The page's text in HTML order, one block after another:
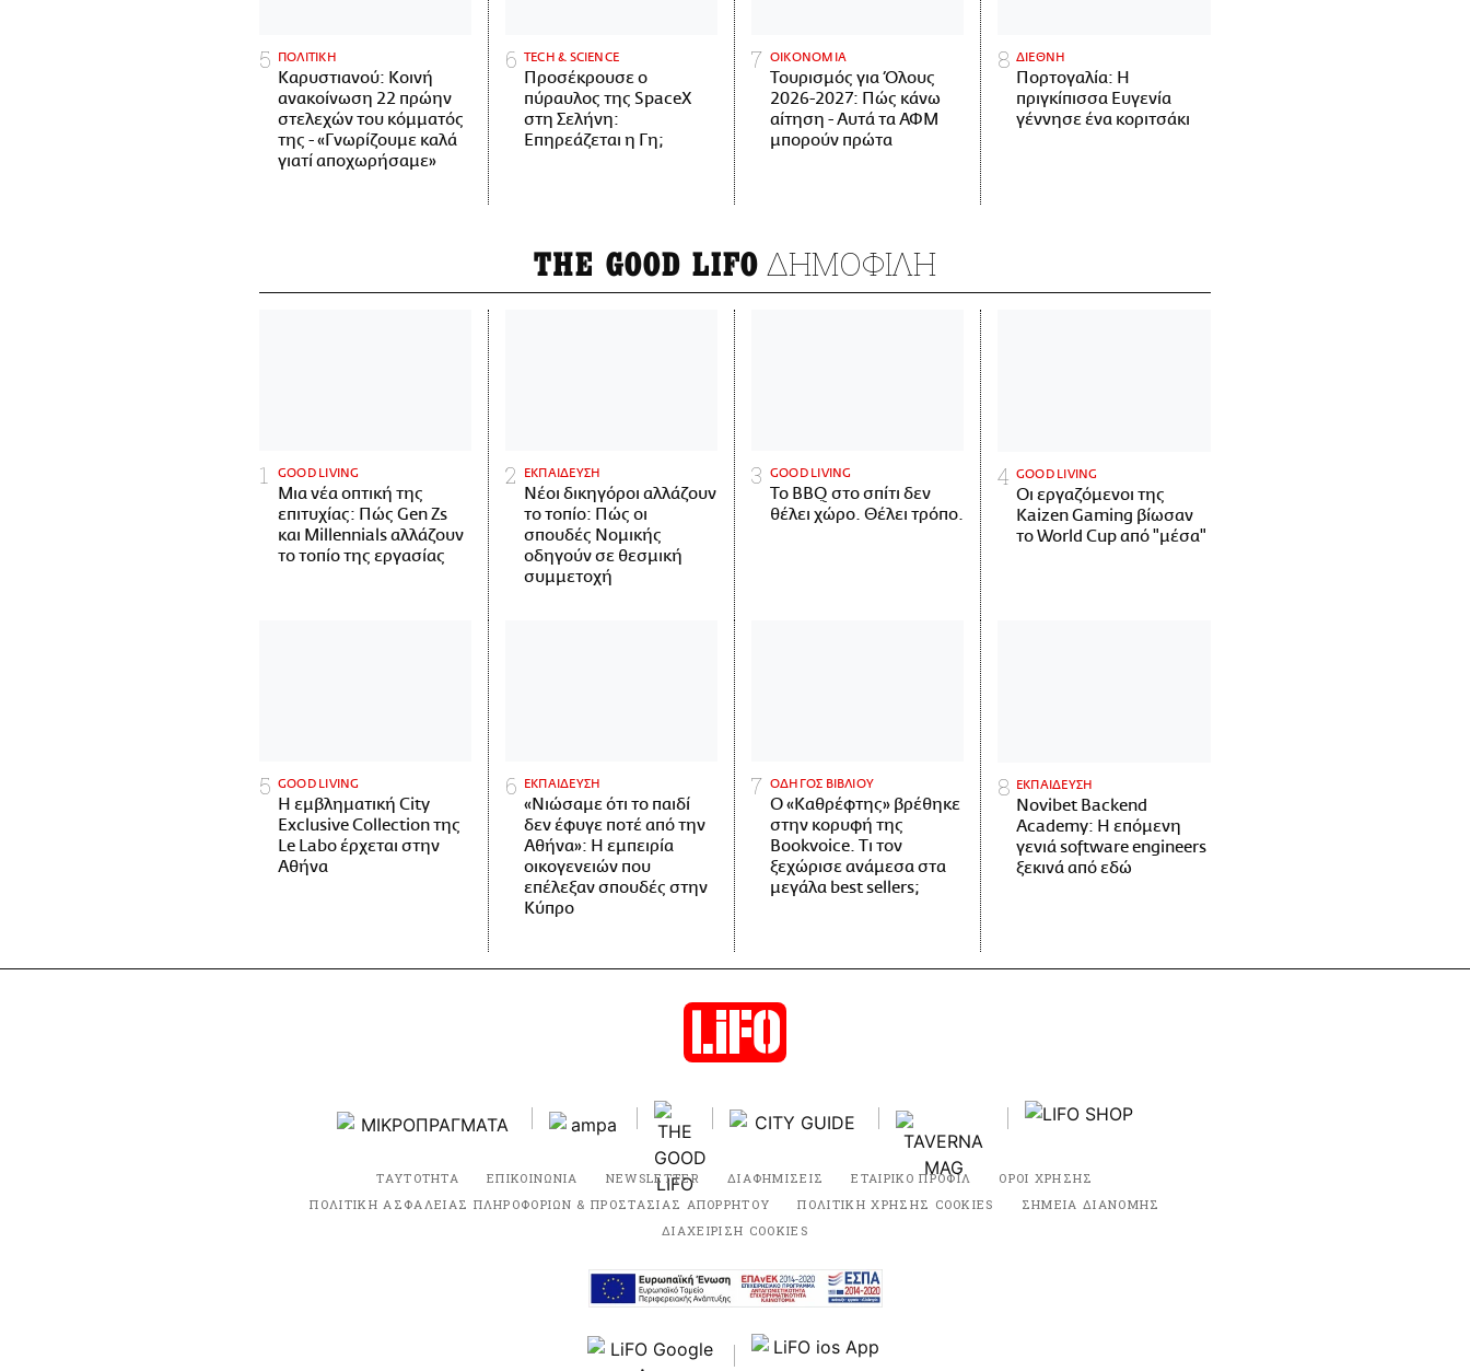
ΠΟΛΙΤΙΚΗ
Καρυστιανού: Κοινή
ανακοίνωση 22 πρώην
στελεχών του κόμματός
της - «Γνωρίζουμε καλά
γιατί αποχωρήσαμε»
ΤECH & SCIENCE
Προσέκρουσε ο
πύραυλος της SpaceX
στη Σελήνη:
Επηρεάζεται η Γη;
ΟΙΚΟΝΟΜΙΑ
Τουρισμός για Όλους
2026-2027: Πώς κάνω
αίτηση - Αυτά τα ΑΦΜ
μπορούν πρώτα
ΔΙΕΘΝΗ
Πορτογαλία: Η
πριγκίπισσα Ευγενία
γέννησε ένα κοριτσάκι
THE GOOD LIFO ΔΗΜΟΦΙΛΗ
GOOD LIVING
Μια νέα οπτική της
επιτυχίας: Πώς Gen Zs
και Millennials αλλάζουν
το τοπίο της εργασίας
ΕΚΠΑΙΔΕΥΣΗ
Νέοι δικηγόροι αλλάζουν
το τοπίο: Πώς οι
σπουδές Νομικής
οδηγούν σε θεσμική
συμμετοχή
GOOD LIVING
Το BBQ στο σπίτι δεν
θέλει χώρο. Θέλει τρόπο.
GOOD LIVING
Οι εργαζόμενοι της
Kaizen Gaming βίωσαν
το World Cup από "μέσα"
GOOD LIVING
Η εμβληματική City
Exclusive Collection της
Le Labo έρχεται στην
Αθήνα
ΕΚΠΑΙΔΕΥΣΗ
«Νιώσαμε ότι το παιδί
δεν έφυγε ποτέ από την
Αθήνα»: Η εμπειρία
οικογενειών που
επέλεξαν σπουδές στην
Κύπρο
ΟΔΗΓΟΣ ΒΙΒΛΙΟΥ
Ο «Καθρέφτης» βρέθηκε
στην κορυφή της
Bookvoice. Τι τον
ξεχώρισε ανάμεσα στα
μεγάλα best sellers;
ΕΚΠΑΙΔΕΥΣΗ
Novibet Backend
Academy: Η επόμενη
γενιά software engineers
ξεκινά από εδώ
ΤΑΥΤΟΤΗΤΑ ΕΠΙΚΟΙΝΩΝΙΑ NEWSLETTER ΔΙΑΦΗΜΙΣΕΙΣ ΕΤΑΙΡΙΚΟ ΠΡΟΦΙΛ
ΟΡΟΙ ΧΡΗΣΗΣ
ΠΟΛΙΤΙΚΗ ΑΣΦΑΛΕΙΑΣ ΠΛΗΡΟΦΟΡΙΩΝ & ΠΡΟΣΤΑΣΙΑΣ ΑΠΟΡΡΗΤΟΥ
ΠΟΛΙΤΙΚΗ ΧΡΗΣΗΣ COOKIES
ΣΗΜΕΙΑ ΔΙΑΝΟΜΗΣ
ΔΙΑΧΕΙΡΙΣΗ COOKIES